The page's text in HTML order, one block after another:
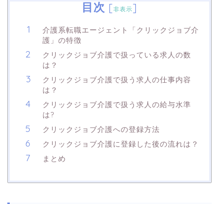
目次 [非表示]
介護系転職エージェント「クリックジョブ介
護」の特徴
クリックジョブ介護で扱っている求人の数
は？
クリックジョブ介護で扱う求人の仕事内容
は？
クリックジョブ介護で扱う求人の給与水準
は?
クリックジョブ介護への登録方法
クリックジョブ介護に登録した後の流れは？
まとめ